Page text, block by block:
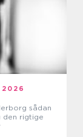
sådan
rigtige